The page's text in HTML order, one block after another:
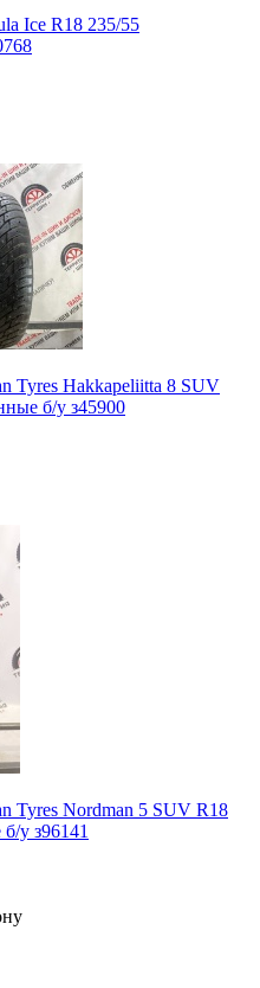
Ice R18 235/55
Tyres Hakkapeliitta 8 SUV
б/у з45900
Nordman 5 SUV R18
у з96141